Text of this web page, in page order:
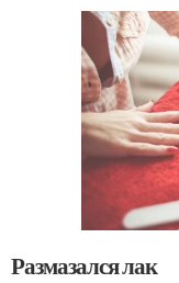
Размазался лак